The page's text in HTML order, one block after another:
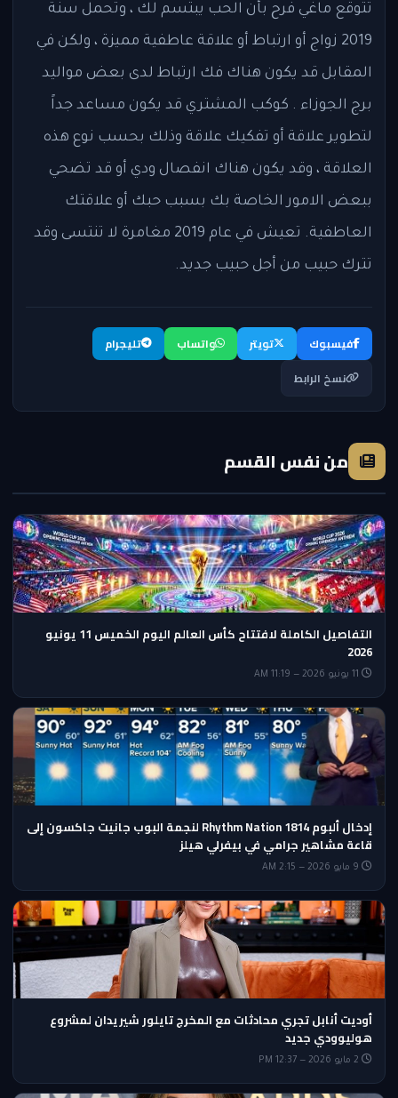
تتوقع ماغي فرح بأن الحب يبتسم لك ، وتحمل سنة
2019 زواج أو ارتباط أو علاقة عاطفية مميزة ، ولكن في
المقابل قد يكون هناك فك ارتباط لدى بعض مواليد
برج الجوزاء . كوكب المشتري قد يكون مساعد جداً
لتطوير علاقة أو تفكيك علاقة وذلك بحسب نوع هذه
العلاقة ، وقد يكون هناك انفصال ودي أو قد تضحي
ببعض الامور الخاصة بك بسبب حبك أو علاقتك
العاطفية. تعيش في عام 2019 مغامرة لا تنتسى وقد
تترك حبيب من أجل حبيب جديد.
فيسبوك تويتر واتساب
تليجرام
نسخ الرابط
من نفس القسم
التفاصيل الكاملة لافتتاح كأس العالم اليوم الخميس 11 يونيو
2026
إدخال ألبوم Rhythm Nation 1814 لنجمة البوب جانيت جاكسون إلى
قاعة مشاهير جرامي في بيفرلي هيلز
أوديت أنابل تجري محادثات مع المخرج تايلور شيريدان لمشروع
هوليوودي جديد